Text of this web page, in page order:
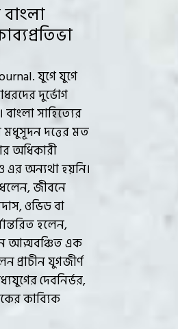
যুগে ‍যুগে
দুর্ভোগ
সাহিত্যের
দত্তের মত
অধিকারী
এর অন্যথা হয়নি।
জীবনে
ওভিড বা
হলেন,
আত্মবঞ্চিত এক
প্রাচীন যুগজীর্ণ
দেবনির্ভর,
কাব্যিক